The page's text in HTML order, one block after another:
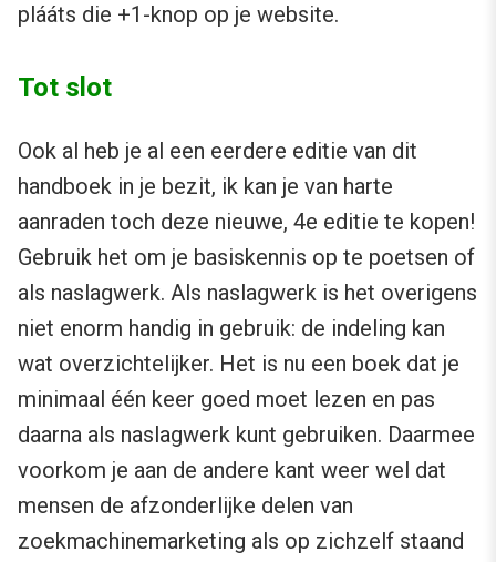
plááts die +1-knop op je website.
Tot slot
Ook al heb je al een eerdere editie van dit
handboek in je bezit, ik kan je van harte
aanraden toch deze nieuwe, 4e editie te kopen!
Gebruik het om je basiskennis op te poetsen of
als naslagwerk. Als naslagwerk is het overigens
niet enorm handig in gebruik: de indeling kan
wat overzichtelijker. Het is nu een boek dat je
minimaal één keer goed moet lezen en pas
daarna als naslagwerk kunt gebruiken. Daarmee
voorkom je aan de andere kant weer wel dat
mensen de afzonderlijke delen van
zoekmachinemarketing als op zichzelf staand